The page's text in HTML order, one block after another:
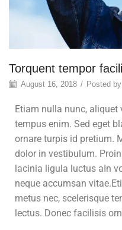
Torquent tempor
August 16, 2018 / Posted by
Etiam nulla nunc, aliquet
tempus enim. Sed eget
ornare turpis id pretium.
dolor in vestibulum.
lacinia ligula luctus aIn
neque accumsan
metus nec, scelerisque
lectus. Donec facilisis